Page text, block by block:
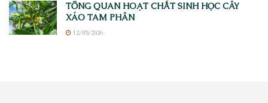
TỔNG QUAN HOẠT CHẤT SINH HỌC CÂY
XÁO TAM PHÂN
12/05/2026